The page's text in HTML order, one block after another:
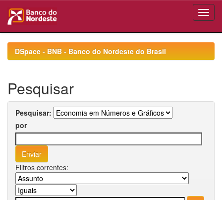
navigationDSpace - BNB - Banco do Nordeste do Brasil
Pesquisar
Pesquisar:
por
Filtros correntes: